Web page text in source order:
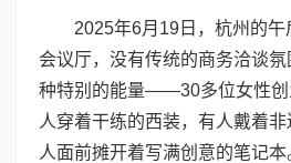
2025年6月19日，杭州的
会议厅，没有传统的商务洽谈
种特别的能量——30多位女性创
人穿着干练的西装，有人戴着
人面前摊开着写满创意的笔记